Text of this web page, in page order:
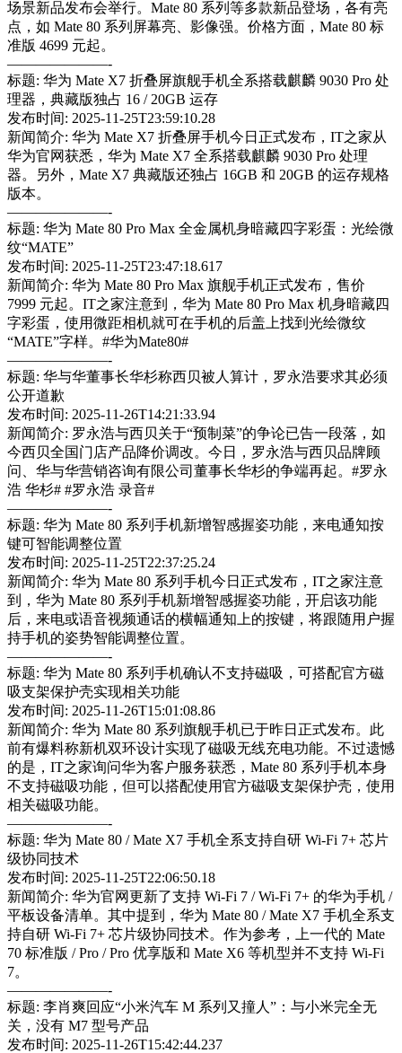
场景新品发布会举行。Mate 80 系列等多款新品登场，各有亮
点，如 Mate 80 系列屏幕亮、影像强。价格方面，Mate 80 标
准版 4699 元起。
———————-
标题: 华为 Mate X7 折叠屏旗舰手机全系搭载麒麟 9030 Pro 处
理器，典藏版独占 16 / 20GB 运存
发布时间: 2025-11-25T23:59:10.28
新闻简介: 华为 Mate X7 折叠屏手机今日正式发布，IT之家从
华为官网获悉，华为 Mate X7 全系搭载麒麟 9030 Pro 处理
器。另外，Mate X7 典藏版还独占 16GB 和 20GB 的运存规格
版本。
———————-
标题: 华为 Mate 80 Pro Max 全金属机身暗藏四字彩蛋：光绘微
纹“MATE”
发布时间: 2025-11-25T23:47:18.617
新闻简介: 华为 Mate 80 Pro Max 旗舰手机正式发布，售价
7999 元起。IT之家注意到，华为 Mate 80 Pro Max 机身暗藏四
字彩蛋，使用微距相机就可在手机的后盖上找到光绘微纹
“MATE”字样。#华为Mate80#
———————-
标题: 华与华董事长华杉称西贝被人算计，罗永浩要求其必须
公开道歉
发布时间: 2025-11-26T14:21:33.94
新闻简介: 罗永浩与西贝关于“预制菜”的争论已告一段落，如
今西贝全国门店产品降价调改。今日，罗永浩与西贝品牌顾
问、华与华营销咨询有限公司董事长华杉的争端再起。#罗永
浩 华杉# #罗永浩 录音#
———————-
标题: 华为 Mate 80 系列手机新增智感握姿功能，来电通知按
键可智能调整位置
发布时间: 2025-11-25T22:37:25.24
新闻简介: 华为 Mate 80 系列手机今日正式发布，IT之家注意
到，华为 Mate 80 系列手机新增智感握姿功能，开启该功能
后，来电或语音视频通话的横幅通知上的按键，将跟随用户握
持手机的姿势智能调整位置。
———————-
标题: 华为 Mate 80 系列手机确认不支持磁吸，可搭配官方磁
吸支架保护壳实现相关功能
发布时间: 2025-11-26T15:01:08.86
新闻简介: 华为 Mate 80 系列旗舰手机已于昨日正式发布。此
前有爆料称新机双环设计实现了磁吸无线充电功能。不过遗憾
的是，IT之家询问华为客户服务获悉，Mate 80 系列手机本身
不支持磁吸功能，但可以搭配使用官方磁吸支架保护壳，使用
相关磁吸功能。
———————-
标题: 华为 Mate 80 / Mate X7 手机全系支持自研 Wi-Fi 7+ 芯片
级协同技术
发布时间: 2025-11-25T22:06:50.18
新闻简介: 华为官网更新了支持 Wi-Fi 7 / Wi-Fi 7+ 的华为手机 /
平板设备清单。其中提到，华为 Mate 80 / Mate X7 手机全系支
持自研 Wi-Fi 7+ 芯片级协同技术。作为参考，上一代的 Mate
70 标准版 / Pro / Pro 优享版和 Mate X6 等机型并不支持 Wi-Fi
7。
———————-
标题: 李肖爽回应“小米汽车 M 系列又撞人”：与小米完全无
关，没有 M7 型号产品
发布时间: 2025-11-26T15:42:44.237